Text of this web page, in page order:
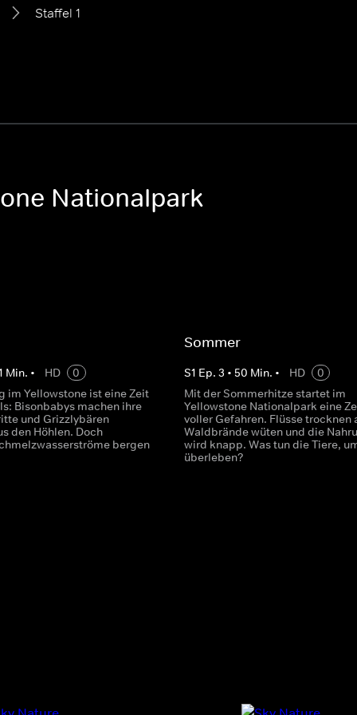
Staffel 1
Nationalpark
Min. • HD
0
im Yellowstone ist eine Zeit
Bisonbabys machen ihre
und Grizzlybären
den Höhlen. Doch
bergen
Sommer
S1 Ep. 3 • 50 Min. • HD
0
Mit der Sommerhitze startet im
Yellowstone Nationalpark eine
voller Gefahren. Flüsse trocknen
Waldbrände wüten und die
wird knapp. Was tun die Tiere,
überleben?